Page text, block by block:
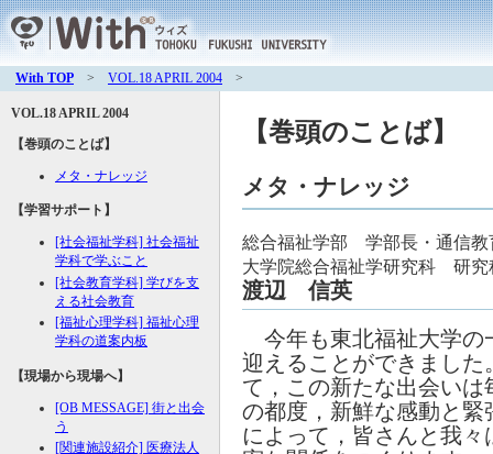
With TOP > VOL.18 APRIL 2004 >
VOL.18 APRIL 2004
【巻頭のことば】
メタ・ナレッジ
【学習サポート】
[社会福祉学科] 社会福祉
学科で学ぶこと
[社会教育学科] 学びを支
える社会教育
[福祉心理学科] 福祉心理
学科の道案内板
【現場から現場へ】
[OB MESSAGE] 街と出会
う
[関連施設紹介] 医療法人
【巻頭のことば】
メタ・ナレッジ
総合福祉学部 学部長・通信
大学院総合福祉学研究科 研究
渡辺 信英
今年も東北福祉大学の
迎えることができまし
て，この新たな出会い
の都度，新鮮な感動と
によって，皆さんと我